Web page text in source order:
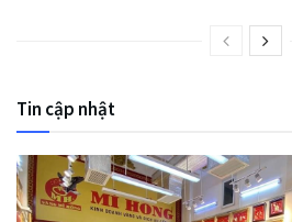
Tin cập nhật